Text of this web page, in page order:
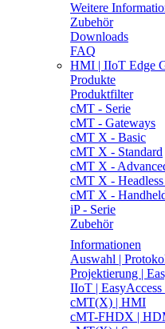
Weitere
Zubehör
Downloads
FAQ
HMI | IIoT Edge
Produkte
Produktfilter
cMT - Serie
cMT - Gateways
cMT X - Basic
cMT X - Standard
cMT X -
cMT X -
cMT X -
iP - Serie
Zubehör
Informationen
Auswahl |
Projektierung |
IIoT | EasyAccess
cMT(X) | HMI
cMT-FHDX |